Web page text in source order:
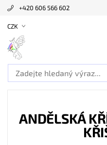
+420 606 566 602
CZK
ANDĚLSKÁ